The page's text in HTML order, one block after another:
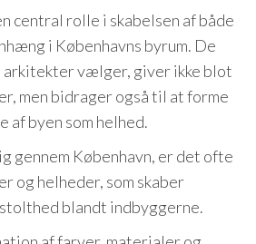
central rolle i skabelsen af både
i Københavns byrum. De
arkitekter vælger, giver ikke blot
men bidrager også til at forme
af byen som helhed.
gennem København, er det ofte
og helheder, som skaber
blandt indbyggerne.